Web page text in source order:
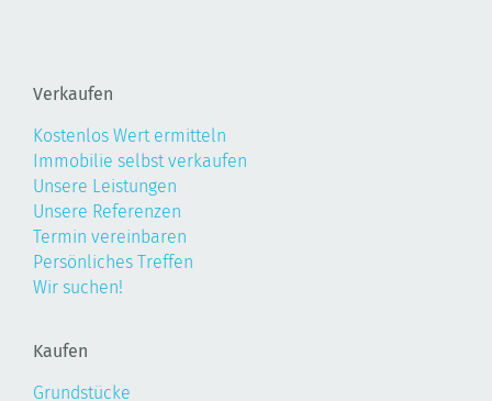
Verkaufen
Kostenlos Wert ermitteln
Immobilie selbst verkaufen
Unsere Leistungen
Unsere Referenzen
Termin vereinbaren
Persönliches Treffen
Wir suchen!
Kaufen
Grundstücke